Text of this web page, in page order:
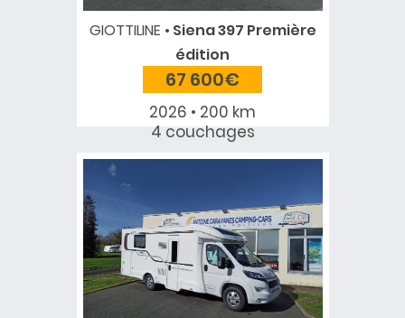
GIOTTILINE
Siena 397 Première
édition
67 600€
2026 • 200 km
4 couchages